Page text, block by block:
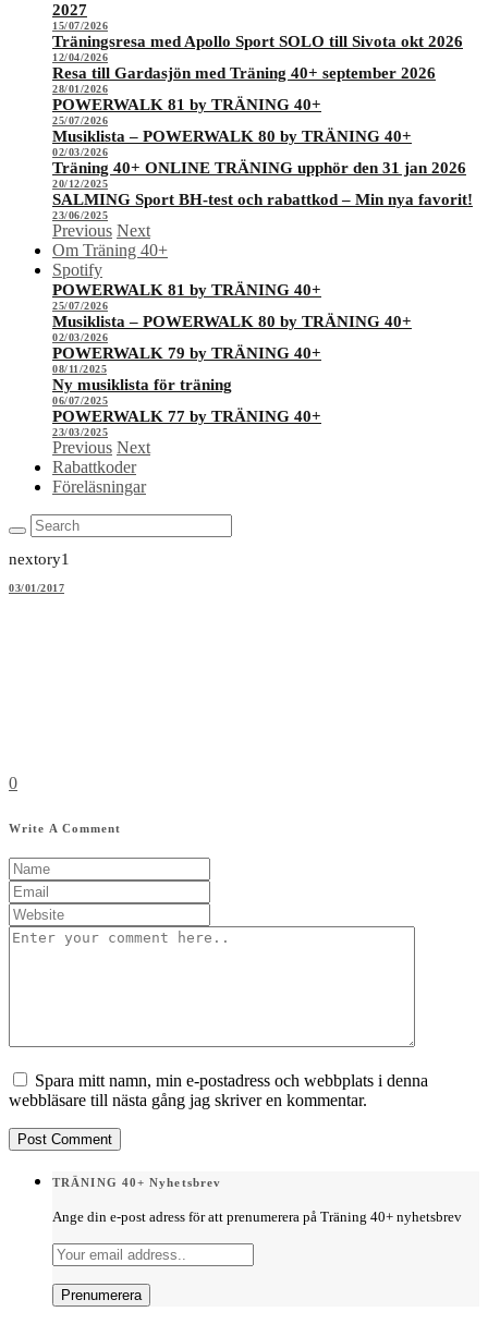
2027
15/07/2026
Träningsresa med Apollo Sport SOLO till Sivota okt 2026
12/04/2026
Resa till Gardasjön med Träning 40+ september 2026
28/01/2026
POWERWALK 81 by TRÄNING 40+
25/07/2026
Musiklista – POWERWALK 80 by TRÄNING 40+
02/03/2026
Träning 40+ ONLINE TRÄNING upphör den 31 jan 2026
20/12/2025
SALMING Sport BH-test och rabattkod – Min nya favorit!
23/06/2025
Previous Next
Om Träning 40+
Spotify
POWERWALK 81 by TRÄNING 40+
25/07/2026
Musiklista – POWERWALK 80 by TRÄNING 40+
02/03/2026
POWERWALK 79 by TRÄNING 40+
08/11/2025
Ny musiklista för träning
06/07/2025
POWERWALK 77 by TRÄNING 40+
23/03/2025
Previous Next
Rabattkoder
Föreläsningar
nextory1
03/01/2017
0
Write A Comment
Spara mitt namn, min e-postadress och webbplats i denna
webbläsare till nästa gång jag skriver en kommentar.
TRÄNING 40+ Nyhetsbrev
Ange din e-post adress för att prenumerera på Träning 40+ nyhetsbrev